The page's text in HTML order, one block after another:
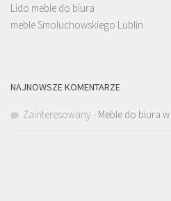
Lido meble do biura
meble Smoluchowskiego Lublin
NAJNOWSZE KOMENTARZE
Zainteresowany - Meble do biura